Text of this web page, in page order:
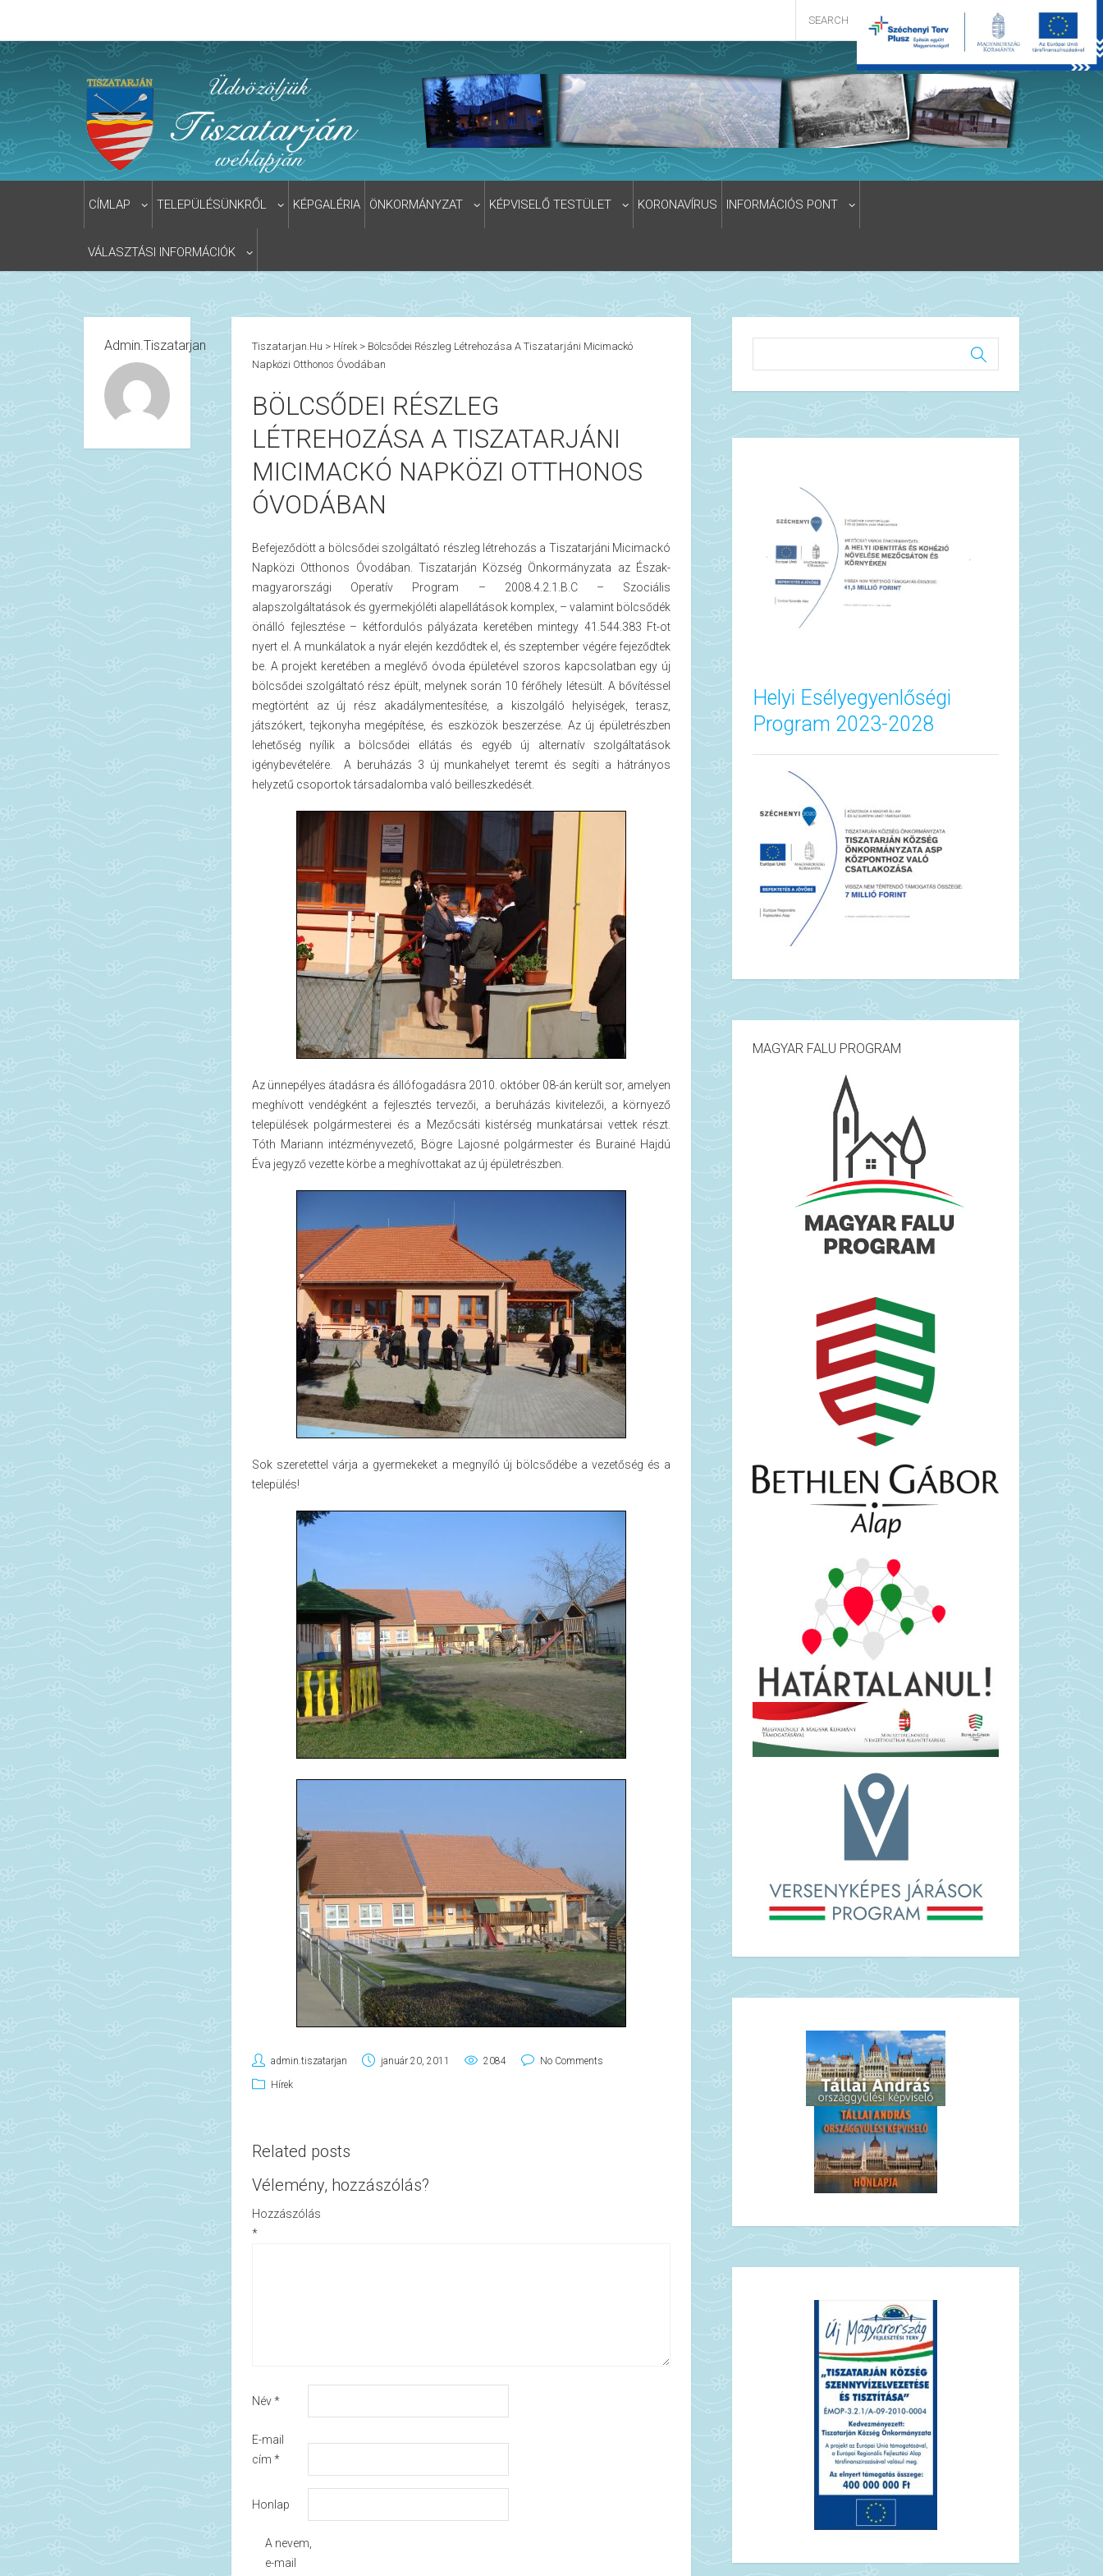
CÍMLAP TELEPÜLÉSÜNKRŐL KÉPGALÉRIA ÖNKORMÁNYZAT KÉPVISELŐ TESTÜLET KORONAVÍRUS INFORMÁCIÓS PONT
VÁLASZTÁSI INFORMÁCIÓK
Admin.tiszatarjan Tiszatarjan.hu > Hírek> Bölcsődei Részleg Létrehozása A Tiszatarjáni Micimackó
Napközi Otthonos Óvodában
BÖLCSŐDEI RÉSZLEG
LÉTREHOZÁSA A TISZATARJÁNI
MICIMACKÓ NAPKÖZI OTTHONOS
ÓVODÁBAN
Befejeződött a bölcsődei szolgáltató részleg létrehozás a Tiszatarjáni Micimackó
Napközi Otthonos Óvodában. Tiszatarján Község Önkormányzata az Észak-
magyarországi Operatív Program – 2008.4.2.1.B.C – Szociális
alapszolgáltatások és gyermekjóléti alapellátások komplex, – valamint bölcsődék
önálló fejlesztése – kétfordulós pályázata keretében mintegy 41.544.383 Ft-ot
nyert el. A munkálatok a nyár elején kezdődtek el, és szeptember végére fejeződtek
be. A projekt keretében a meglévő óvoda épületével szoros kapcsolatban egy új
bölcsődei szolgáltató rész épült, melynek során 10 férőhely létesült. A bővítéssel
megtörtént az új rész akadálymentesítése, a kiszolgáló helyiségek, terasz,
játszókert, tejkonyha megépítése, és eszközök beszerzése. Az új épületrészben
lehetőség nyílik a bölcsődei ellátás és egyéb új alternatív szolgáltatások
igénybevételére. A beruházás 3 új munkahelyet teremt és segíti a hátrányos
helyzetű csoportok társadalomba való beilleszkedését.
Az ünnepélyes átadásra és állófogadásra 2010. október 08-án került sor, amelyen
meghívott vendégként a fejlesztés tervezői, a beruházás kivitelezői, a környező
települések polgármesterei és a Mezőcsáti kistérség munkatársai vettek részt.
Tóth Mariann intézményvezető, Bögre Lajosné polgármester és Burainé Hajdú
Éva jegyző vezette körbe a meghívottakat az új épületrészben.
Sok szeretettel várja a gyermekeket a megnyíló új bölcsődébe a vezetőség és a
település!
admin.tiszatarjan január 20, 2011 2084 No Comments
Hírek
Related posts
Vélemény, hozzászólás?
Hozzászólás
*
Név*
E-mail
cím *
Honlap
A nevem,
e-mail
Helyi Esélyegyenlőségi
Program 2023-2028
MAGYAR FALU PROGRAM